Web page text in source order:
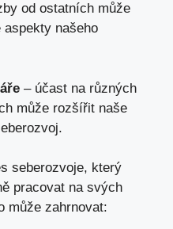
⁣od ostatních může
našeho
⁢– účast na různých⁣
může rozšířit naše
seberozvoje, který
pracovat na svých
může‌ zahrnovat: